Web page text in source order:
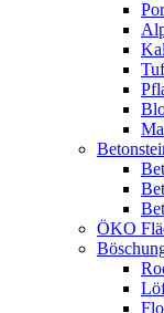
ÖKO